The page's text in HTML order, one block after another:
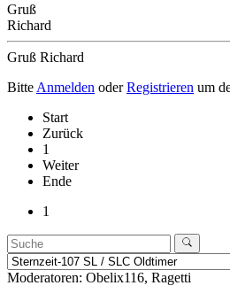
Gruß
Richard
Gruß Richard
Bitte Anmelden oderRegistrieren um
Start
Zurück
1
Weiter
Ende
1
Moderatoren: Obelix116, Ragetti